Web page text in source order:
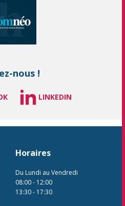
nous !
LINKEDIN
Horaires
Du Lundi au Vendredi
08:00- 12:00
13:30- 17:30